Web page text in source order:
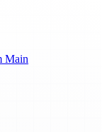
Main